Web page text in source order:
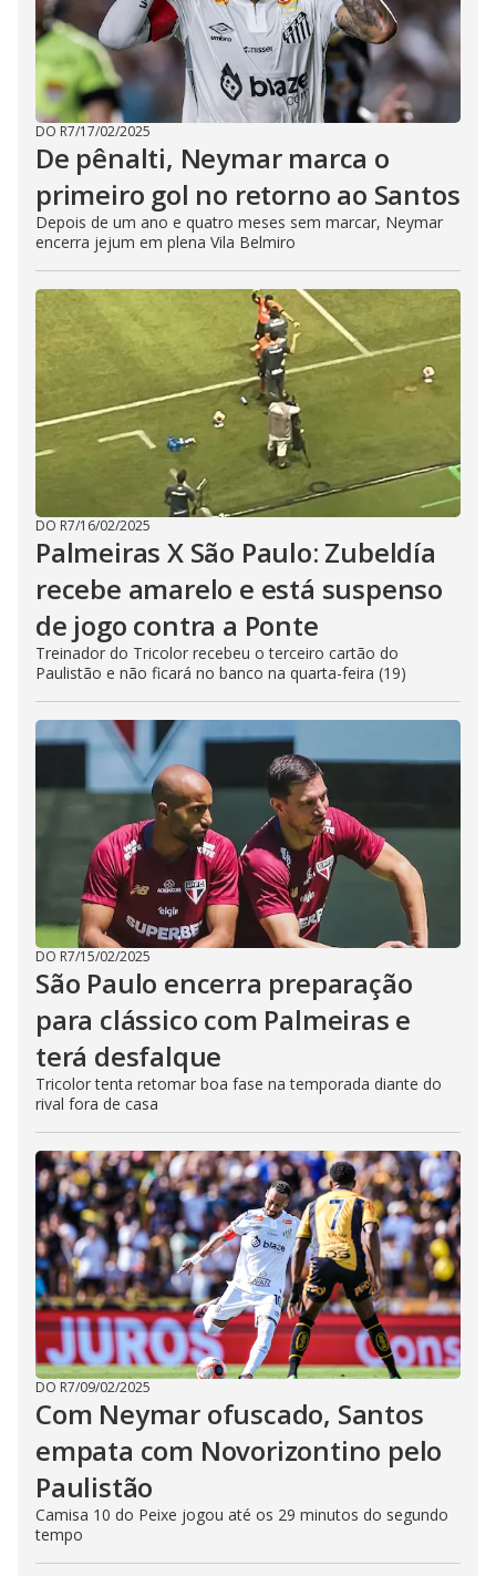
DO R7/17/02/2025
De pênalti, Neymar marca o
primeiro gol no retorno ao Santos
Depois de um ano e quatro meses sem marcar, Neymar
encerra jejum em plena Vila Belmiro
DO R7/16/02/2025
Palmeiras X São Paulo: Zubeldía
recebe amarelo e está suspenso
de jogo contra a Ponte
Treinador do Tricolor recebeu o terceiro cartão do
Paulistão e não ficará no banco na quarta-feira (19)
DO R7/15/02/2025
São Paulo encerra preparação
para clássico com Palmeiras e
terá desfalque
Tricolor tenta retomar boa fase na temporada diante do
rival fora de casa
DO R7/09/02/2025
Com Neymar ofuscado, Santos
empata com Novorizontino pelo
Paulistão
Camisa 10 do Peixe jogou até os 29 minutos do segundo
tempo